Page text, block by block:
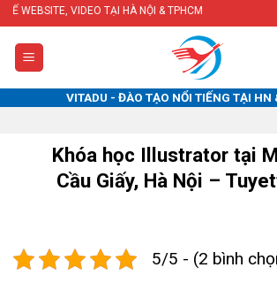
Skip
to
content
TẠI HÀ NỘI & TPHCM
VITADU - ĐÀO TẠO NỔI TIẾNG TẠI HN
Khóa học Illustrator tại
Cầu Giấy, Hà Nội –
5/5 - (2 bình